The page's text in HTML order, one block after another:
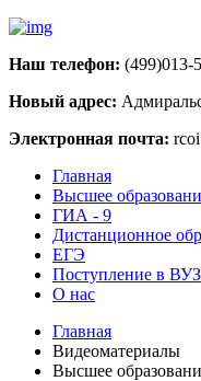
Наш телефон: (499)013-
Новый адрес:
Электронная почта:
Главная
Высшее
ГИА - 9
Дистанционное
ЕГЭ
Поступление в ВУЗ
О нас
Главная
Видеоматериалы
Высшее